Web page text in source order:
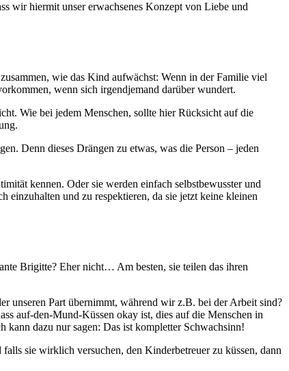
wir hiermit unser erwachsenes Konzept von Liebe und
wie das Kind aufwächst: Wenn in der Familie viel
wenn sich irgendjemand darüber wundert.
Wie bei jedem Menschen, sollte hier Rücksicht auf die
Denn dieses Drängen zu etwas, was die Person – jeden
kennen. Oder sie werden einfach selbstbewusster und
einzuhalten und zu respektieren, da sie jetzt keine kleinen
Brigitte? Eher nicht… Am besten, sie teilen das ihren
unseren Part übernimmt, während wir z.B. bei der Arbeit sind?
auf-den-Mund-Küssen okay ist, dies auf die Menschen in
dazu nur sagen: Das ist kompletter Schwachsinn!
sie wirklich versuchen, den Kinderbetreuer zu küssen, dann